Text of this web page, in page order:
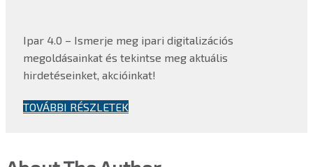
Ipar 4.0 – Ismerje meg ipari digitalizációs
megoldásainkat és tekintse meg aktuális
hirdetéseinket, akcióinkat!
TOVÁBBI RÉSZLETEK